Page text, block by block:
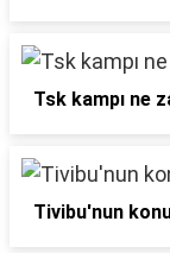
Tsk kampı ne
Tivibu'nun